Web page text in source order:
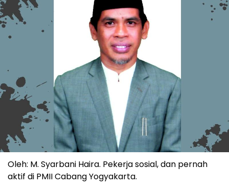
Oleh: M. Syarbani Haira. Pekerja sosial, dan pernah
aktif di PMII Cabang Yogyakarta.